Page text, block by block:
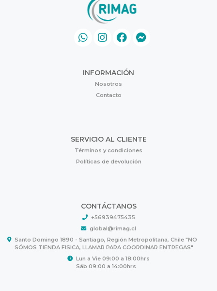
INFORMACIÓN
Nosotros
Contacto
SERVICIO AL CLIENTE
Términos y condiciones
Políticas de devolución
CONTÁCTANOS
+56939475435
global@rimag.cl
Santo Domingo 1890 - Santiago, Región Metropolitana, Chile "NO
SÓMOS TIENDA FISICA, LLAMAR PARA COORDINAR ENTREGAS"
Lun a Vie 09:00 a 18:00hrs
Sáb 09:00 a 14:00hrs